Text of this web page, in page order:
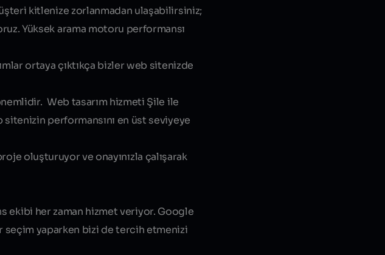
kitlenize zorlanmadan ulaşabilirsiniz;
Yüksek arama motoru performansı
ortaya çıktıkça bizler web sitenizde
Web tasarım hizmeti Şile ile
performansını en üst seviyeye
oluşturuyor ve onayınızla çalışarak
ekibi her zaman hizmet veriyor. Google
seçim yaparken bizi de tercih etmenizi